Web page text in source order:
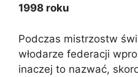
1998 roku
Podczas mistrzostw
włodarze federacji
inaczej to nazwać,